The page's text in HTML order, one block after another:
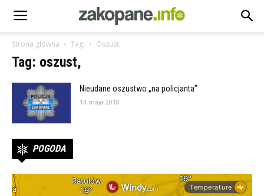
Strona główna Tagi Oszust,
Tag: oszust,
Nieudane oszustwo „na policjanta”
14 maja 2018
POGODA